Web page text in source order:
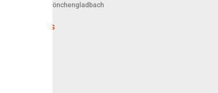
Verwaltung Mönchengladbach
RECHTLICHES